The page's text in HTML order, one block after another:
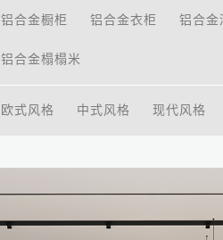
铝合金橱柜 铝合金衣柜 铝合金
铝合金榻榻米
欧式风格 中式风格 现代风格